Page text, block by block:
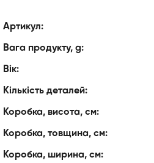
Артикул:
Вага продукту, g:
Вік:
Кількість деталей:
Коробка, висота, см:
Коробка, товщина, см:
Коробка, ширина, см: